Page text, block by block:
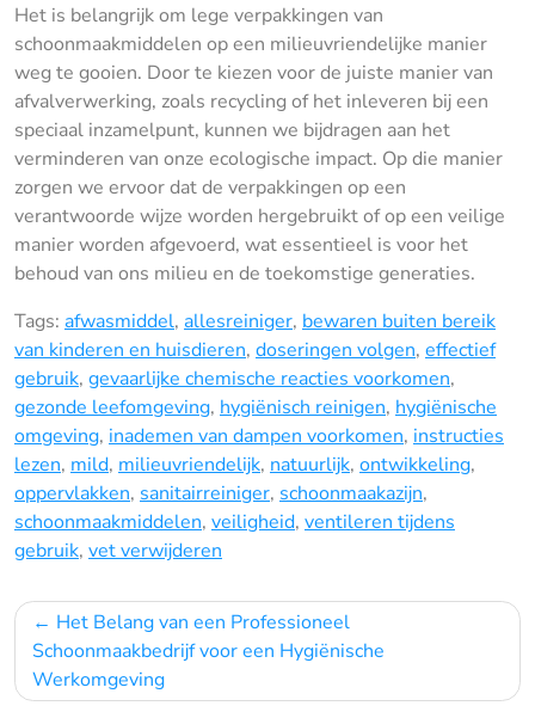
Het is belangrijk om lege verpakkingen van
schoonmaakmiddelen op een milieuvriendelijke manier
weg te gooien. Door te kiezen voor de juiste manier van
afvalverwerking, zoals recycling of het inleveren bij een
speciaal inzamelpunt, kunnen we bijdragen aan het
verminderen van onze ecologische impact. Op die manier
zorgen we ervoor dat de verpakkingen op een
verantwoorde wijze worden hergebruikt of op een veilige
manier worden afgevoerd, wat essentieel is voor het
behoud van ons milieu en de toekomstige generaties.
Tags: afwasmiddel, allesreiniger, bewaren buiten bereik
van kinderen en huisdieren, doseringen volgen, effectief
gebruik, gevaarlijke chemische reacties voorkomen,
gezonde leefomgeving, hygiënisch reinigen, hygiënische
omgeving, inademen van dampen voorkomen, instructies
lezen, mild, milieuvriendelijk, natuurlijk, ontwikkeling,
oppervlakken, sanitairreiniger, schoonmaakazijn,
schoonmaakmiddelen, veiligheid, ventileren tijdens
gebruik, vet verwijderen
Bericht
navigatie
Het Belang van een Professioneel
Schoonmaakbedrijf voor een Hygiënische
Werkomgeving